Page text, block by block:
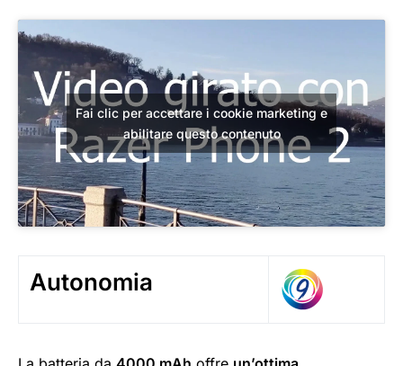
Fai clic per accettare i cookie marketing e
abilitare questo contenuto
Autonomia